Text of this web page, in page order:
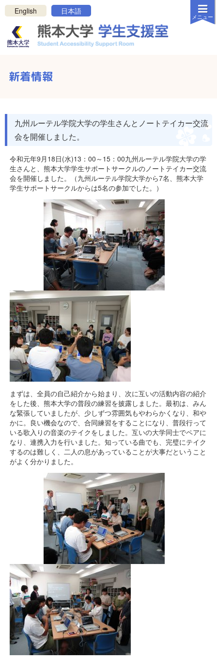
メニュー
English 日本語
新着情報
九州ルーテル学院大学の学生さんとノートテイカー交流
会を開催しました。
令和元年9月18日(水)13：00～15：00九州ルーテル学院大学の学
生さんと、熊本大学学生サポートサークルのノートテイカー交流
会を開催しました。（九州ルーテル学院大学から7名、熊本大学
学生サポートサークルからは5名の参加でした。）
まずは、全員の自己紹介から始まり、次に互いの活動内容の紹介
をした後、熊本大学の普段の練習を披露しました。最初は、みん
な緊張していましたが、少しずつ雰囲気もやわらかくなり、和や
かに。良い機会なので、合同練習をすることになり、普段行って
いる歌入りの音楽のテイクをしました。互いの大学同士でペアに
なり、連携入力を行いました。知っている曲でも、完璧にテイク
するのは難しく、二人の息があっていることが大事だということ
がよく分かりました。
反転
白 黒
支援について
リンク・資料
連絡方法
お問い合わせ
プライバシーポリシー
サポートを受けたい学生の方へ
新着情報
教職員の方へ
新着情報
サポートしたい学生の方へ
新着情報